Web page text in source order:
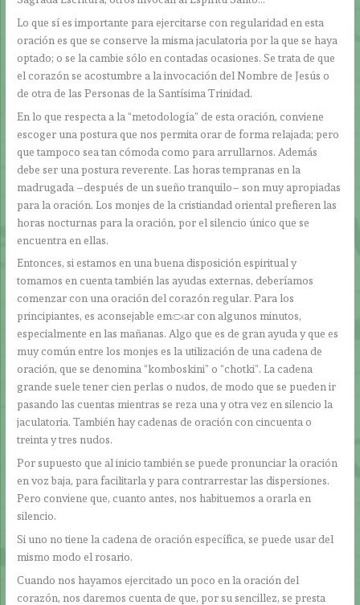
Lo que sí es importante para ejercitarse con regularidad en esta
oración es que se conserve la misma jaculatoria por la que se haya
optado; o se la cambie sólo en contadas ocasiones. Se trata de que
el corazón se acostumbre a la invocación del Nombre de Jesús o
de otra de las Personas de la Santísima Trinidad.
En lo que respecta a la “metodología” de esta oración, conviene
escoger una postura que nos permita orar de forma relajada; pero
que tampoco sea tan cómoda como para arrullarnos. Además
debe ser una postura reverente. Las horas tempranas en la
madrugada –después de un sueño tranquilo– son muy apropiadas
para la oración. Los monjes de la cristiandad oriental prefieren las
horas nocturnas para la oración, por el silencio único que se
encuentra en ellas.
Entonces, si estamos en una buena disposición espiritual y
tomamos en cuenta también las ayudas externas, deberíamos
comenzar con una oración del corazón regular. Para los
principiantes, es aconsejable empezar con algunos minutos,
especialmente en las mañanas. Algo que es de gran ayuda y que es
muy común entre los monjes es la utilización de una cadena de
oración, que se denomina “komboskini” o “chotki”. La cadena
grande suele tener cien perlas o nudos, de modo que se pueden ir
pasando las cuentas mientras se reza una y otra vez en silencio la
jaculatoria. También hay cadenas de oración con cincuenta o
treinta y tres nudos.
Por supuesto que al inicio también se puede pronunciar la oración
en voz baja, para facilitarla y para contrarrestar las dispersiones.
Pero conviene que, cuanto antes, nos habituemos a orarla en
silencio.
Si uno no tiene la cadena de oración específica, se puede usar del
mismo modo el rosario.
Cuando nos hayamos ejercitado un poco en la oración del
corazón, nos daremos cuenta de que, por su sencillez, se presta